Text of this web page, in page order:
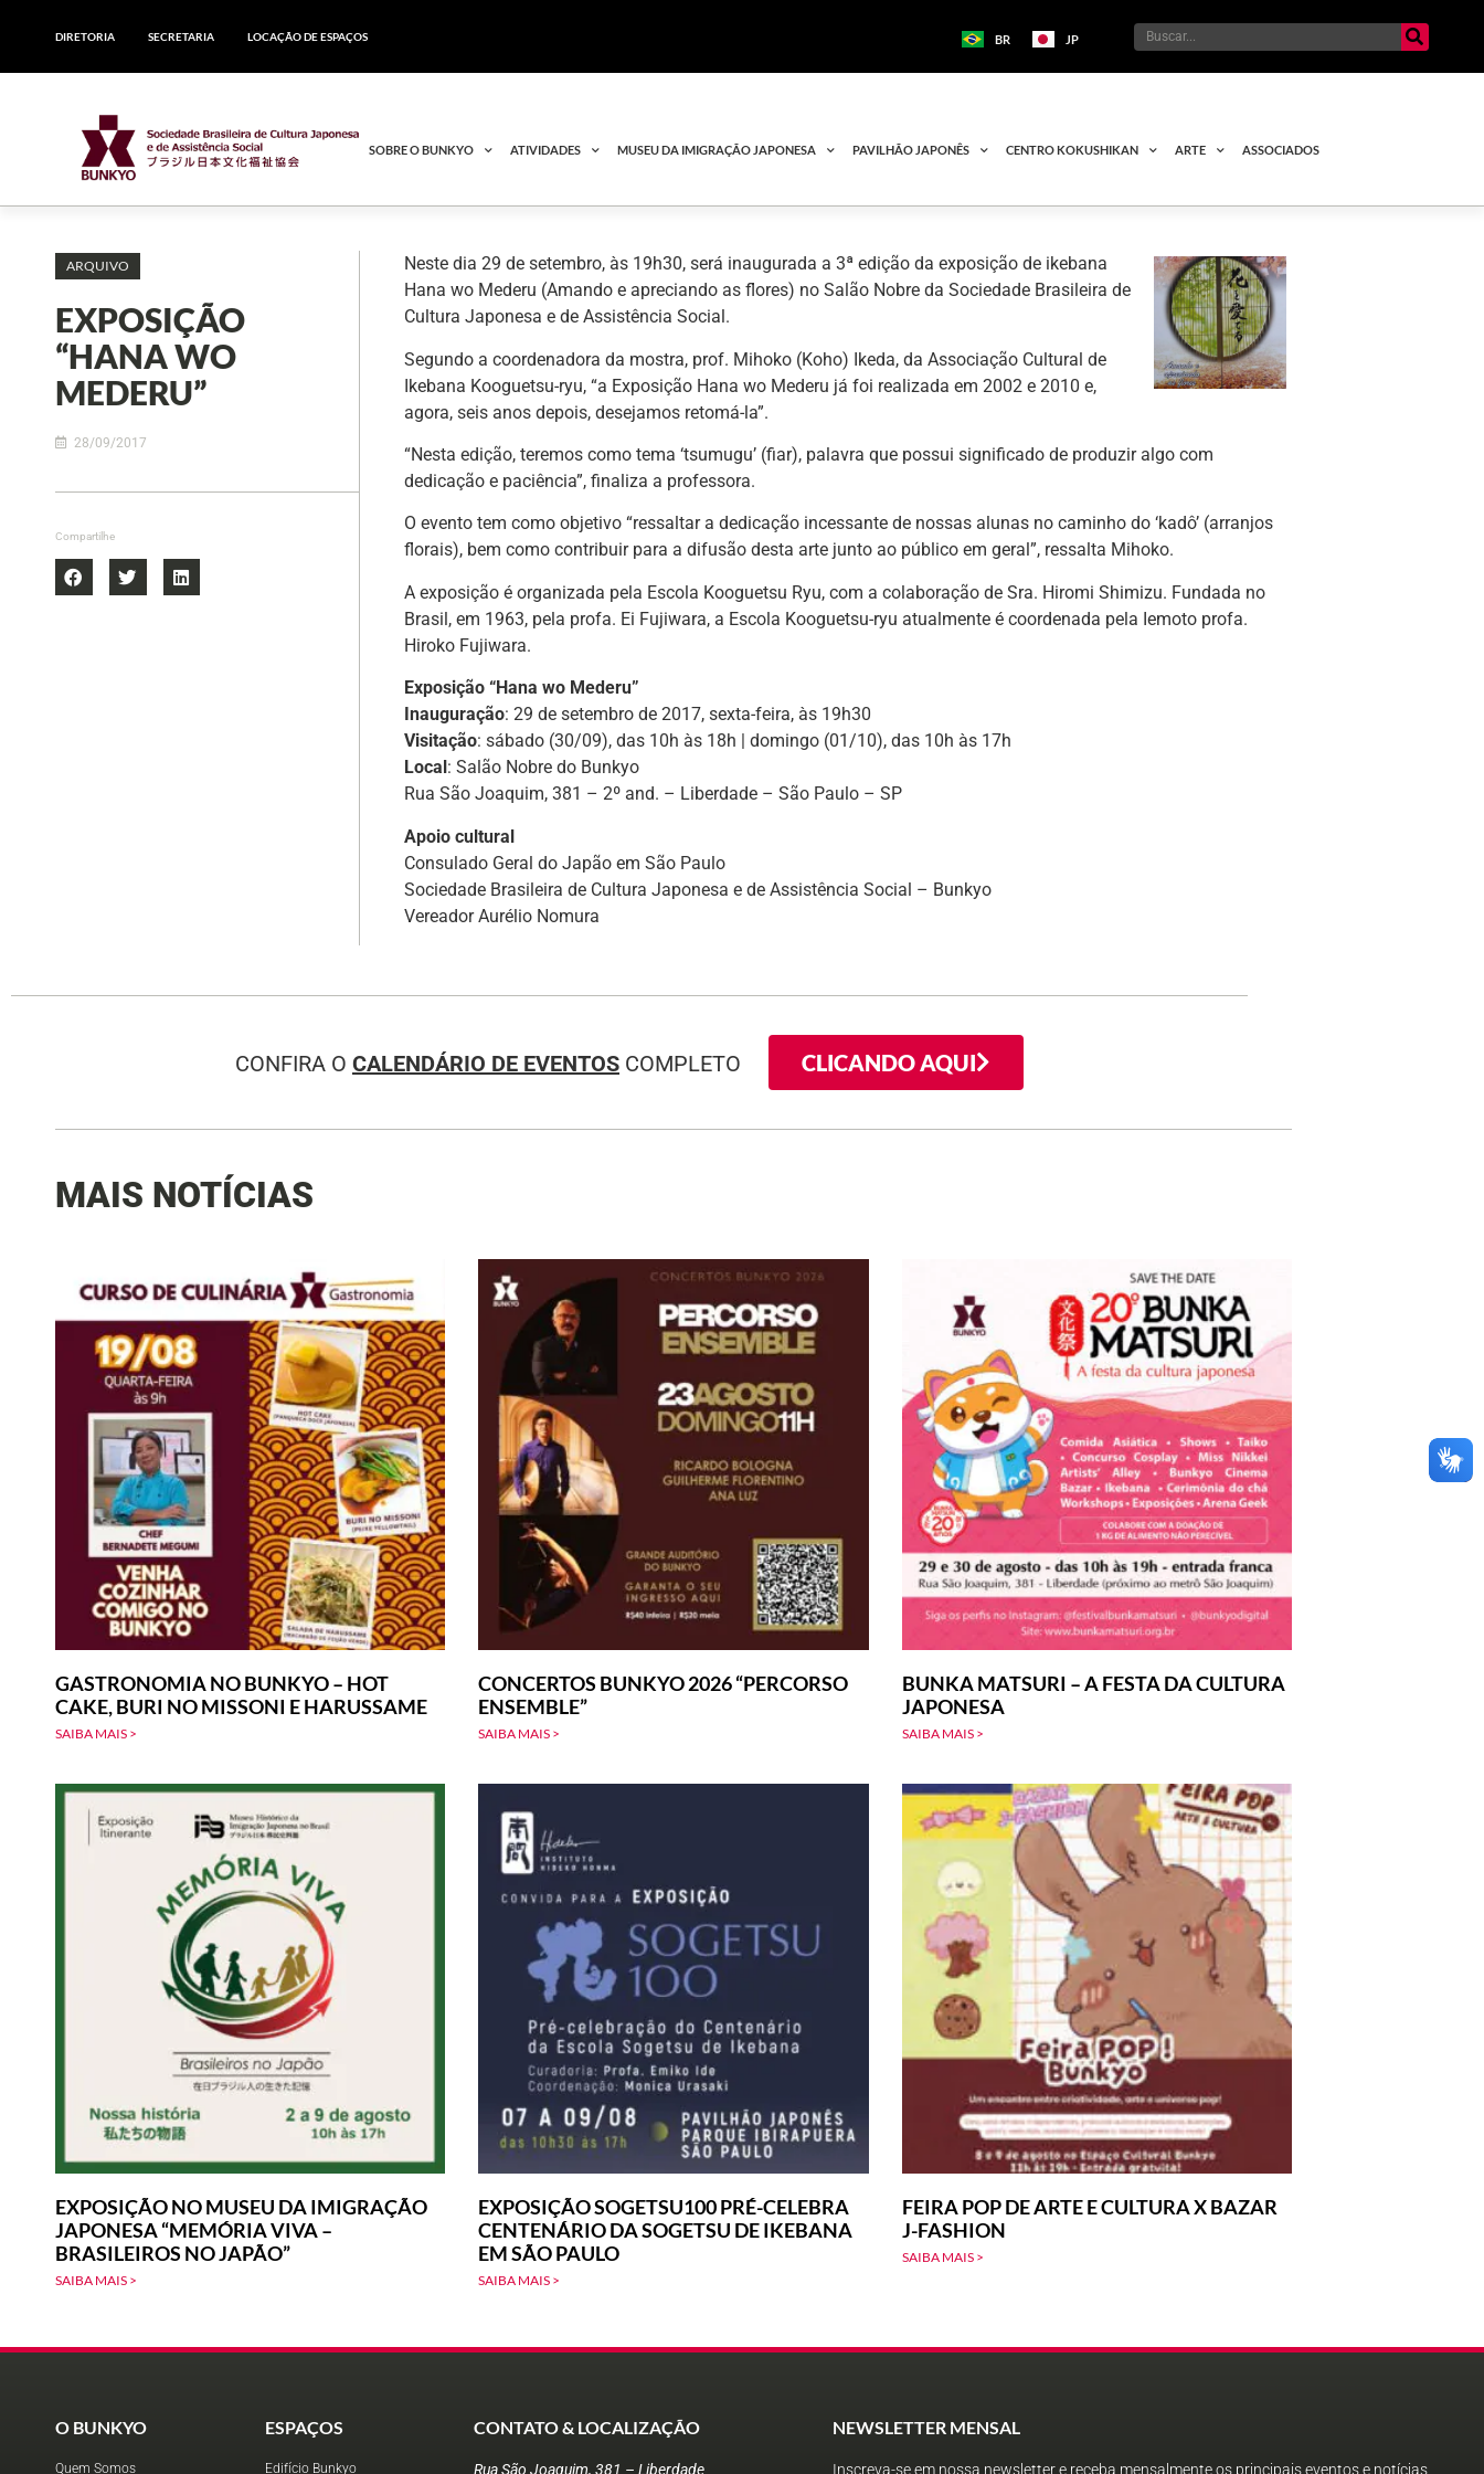
DIRETORIA SECRETARIA LOCAÇÃO DE ESPAÇOS BR JP
SOBRE O BUNKYO ATIVIDADES MUSEU DA IMIGRAÇÃO JAPONESA PAVILHÃO JAPONÊS CENTRO KOKUSHIKAN ARTE ASSOCIADOS
ARQUIVO
EXPOSIÇÃO
“HANA WO
MEDERU”
28/09/2017
Compartilhe
Neste dia 29 de setembro, às 19h30, será inaugurada a 3ª edição da exposição de ikebana
Hana wo Mederu (Amando e apreciando as flores) no Salão Nobre da Sociedade Brasileira de
Cultura Japonesa e de Assistência Social.
Segundo a coordenadora da mostra, prof. Mihoko (Koho) Ikeda, da Associação Cultural de
Ikebana Kooguetsu-ryu, “a Exposição Hana wo Mederu já foi realizada em 2002 e 2010 e,
agora, seis anos depois, desejamos retomá-la”.
“Nesta edição, teremos como tema ‘tsumugu’ (fiar), palavra que possui significado de produzir algo com
dedicação e paciência”, finaliza a professora.
O evento tem como objetivo “ressaltar a dedicação incessante de nossas alunas no caminho do ‘kadô’ (arranjos
florais), bem como contribuir para a difusão desta arte junto ao público em geral”, ressalta Mihoko.
A exposição é organizada pela Escola Kooguetsu Ryu, com a colaboração de Sra. Hiromi Shimizu. Fundada no
Brasil, em 1963, pela profa. Ei Fujiwara, a Escola Kooguetsu-ryu atualmente é coordenada pela Iemoto profa.
Hiroko Fujiwara.
Exposição “Hana wo Mederu”
Inauguração: 29 de setembro de 2017, sexta-feira, às 19h30
Visitação: sábado (30/09), das 10h às 18h | domingo (01/10), das 10h às 17h
Local : Salão Nobre do Bunkyo
Rua São Joaquim, 381 – 2º and. – Liberdade – São Paulo – SP
Apoio cultural
Consulado Geral do Japão em São Paulo
Sociedade Brasileira de Cultura Japonesa e de Assistência Social – Bunkyo
Vereador Aurélio Nomura
CONFIRA O CALENDÁRIO DE EVENTOS COMPLETO CLICANDO AQUI
MAIS NOTÍCIAS
GASTRONOMIA NO BUNKYO – HOT
CAKE, BURI NO MISSONI E HARUSSAME
SAIBA MAIS >
CONCERTOS BUNKYO 2026 “PERCORSO
ENSEMBLE”
SAIBA MAIS >
BUNKA MATSURI – A FESTA DA CULTURA
JAPONESA
SAIBA MAIS >
EXPOSIÇÃO NO MUSEU DA IMIGRAÇÃO
JAPONESA “MEMÓRIA VIVA –
BRASILEIROS NO JAPÃO”
SAIBA MAIS >
EXPOSIÇÃO SOGETSU100 PRÉ-CELEBRA
CENTENÁRIO DA SOGETSU DE IKEBANA
EM SÃO PAULO
SAIBA MAIS >
FEIRA POP DE ARTE E CULTURA X BAZAR
J-FASHION
SAIBA MAIS >
O BUNKYO
Quem Somos
ESPAÇOS
Edifício Bunkyo
CONTATO & LOCALIZAÇÃO
Rua São Joaquim, 381 – Liberdade
NEWSLETTER MENSAL
Inscreva-se em nossa newsletter e receba mensalmente os principais eventos e notícias